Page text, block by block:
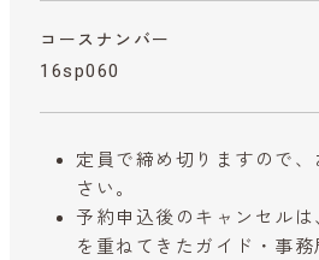
コースナンバー
16sp060
定員で締め切りますので
さい。
予約申込後のキャンセル
を重ねてきたガイド・事